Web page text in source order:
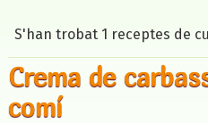
S'han trobat 1 receptes de
Crema de
comí